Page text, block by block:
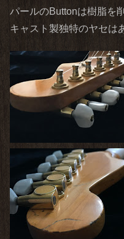
パールのButtonは樹脂を
キャスト製独特のヤセは